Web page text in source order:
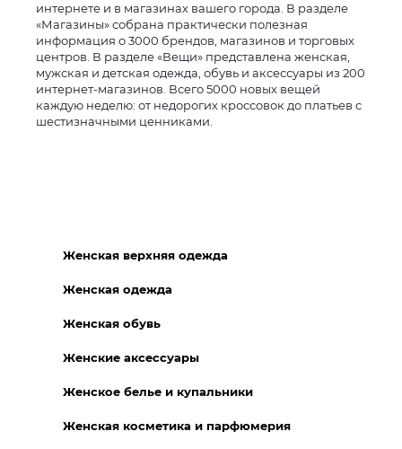
интернете и в магазинах вашего города. В разделе
«Магазины» собрана практически полезная
информация о 3000 брендов, магазинов и торговых
центров. В разделе «Вещи» представлена женская,
мужская и детская одежда, обувь и аксессуары из 200
интернет-магазинов. Всего 5000 новых вещей
каждую неделю: от недорогих кроссовок до платьев с
шестизначными ценниками.
Женская верхняя одежда
Женская одежда
Женская обувь
Женские аксессуары
Женское белье и купальники
Женская косметика и парфюмерия